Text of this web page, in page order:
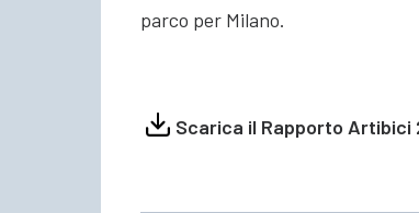
parco per Milano.
Scarica il Rapporto Artibici